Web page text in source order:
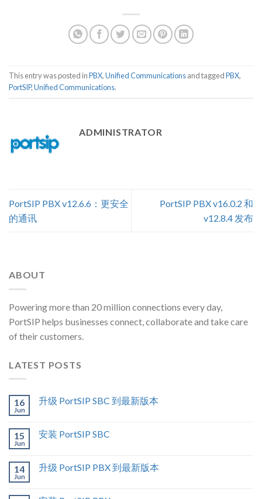
This entry was posted inPBX,Unified Communicationsand taggedPBX,
PortSIP,Unified Communications.
ADMINISTRATOR
PortSIP PBX v12.6.6：更安全
的通讯
PortSIP PBX v16.0.2 和
v12.8.4 发布
ABOUT
Powering more than 20 million connections every day,
PortSIP helps businesses connect, collaborate and take care
of their customers.
LATEST POSTS
16
Jun
升级 PortSIP SBC 到最新版本
15
Jun
安装 PortSIP SBC
14
Jun
升级 PortSIP PBX 到最新版本